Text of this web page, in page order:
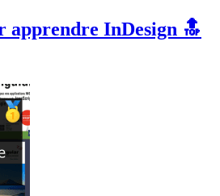
apprendre InDesign 🔝